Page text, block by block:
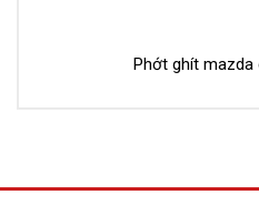
Phớt ghít mazda